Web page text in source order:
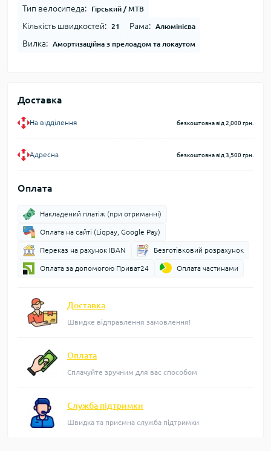
Тип велосипеда: Гірський / MTB
Кількість швидкостей: 21 Рама: Алюмінієва
Вилка: Амортизаційна з прелоадом та локаутом
Доставка
На відділення безкоштовна від 2,000 грн.
Адресна безкоштовна від 3,500 грн.
Оплата
Накладений платіж (при отриманні)
Оплата на сайті (Liqpay, Google Pay)
Переказ на рахунок IBAN Безготівковий розрахунок
Оплата за допомогою Приват24 Оплата частинами
Доставка
Швидке відправлення замовлення!
Оплата
Сплачуйте зручним для вас способом
Служба підтримки
Швидка та приємна служба підтримки